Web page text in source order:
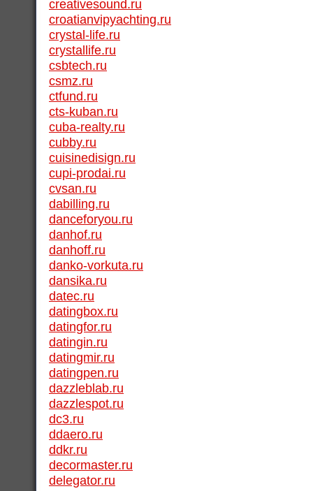
creativesound.ru
croatianvipyachting.ru
crystal-life.ru
crystallife.ru
csbtech.ru
csmz.ru
ctfund.ru
cts-kuban.ru
cuba-realty.ru
cubby.ru
cuisinedisign.ru
cupi-prodai.ru
cvsan.ru
dabilling.ru
danceforyou.ru
danhof.ru
danhoff.ru
danko-vorkuta.ru
dansika.ru
datec.ru
datingbox.ru
datingfor.ru
datingin.ru
datingmir.ru
datingpen.ru
dazzleblab.ru
dazzlespot.ru
dc3.ru
ddaero.ru
ddkr.ru
decormaster.ru
delegator.ru